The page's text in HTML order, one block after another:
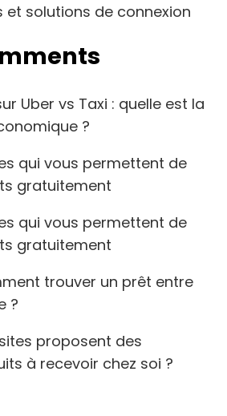
solutions de connexion
Uber vs Taxi : quelle est la
?
qui vous permettent de
gratuitement
qui vous permettent de
gratuitement
trouver un prêt entre
?
proposent des
à recevoir chez soi ?